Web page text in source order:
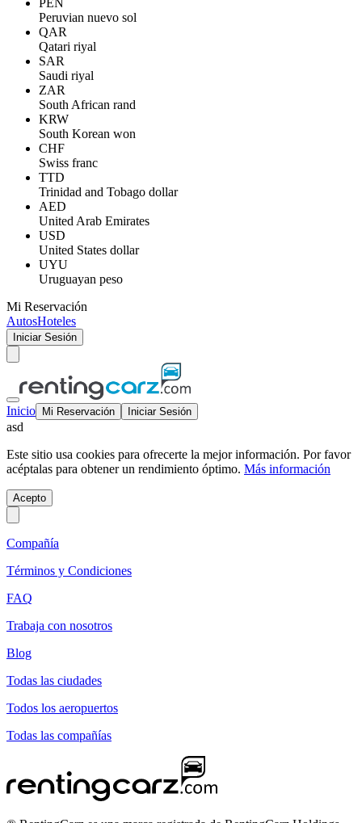
PEN
Peruvian nuevo sol
QAR
Qatari riyal
SAR
Saudi riyal
ZAR
South African rand
KRW
South Korean won
CHF
Swiss franc
TTD
Trinidad and Tobago dollar
AED
United Arab Emirates
USD
United States dollar
UYU
Uruguayan peso
Mi Reservación
AutosHoteles
Iniciar Sesión
Inicio Mi Reservación Iniciar Sesión
asd
Este sitio usa cookies para ofrecerte la mejor información. Por favor
acéptalas para obtener un rendimiento óptimo. Más información
Acepto
Compañía
Términos y Condiciones
FAQ
Trabaja con nosotros
Blog
Todas las ciudades
Todos los aeropuertos
Todas las compañías